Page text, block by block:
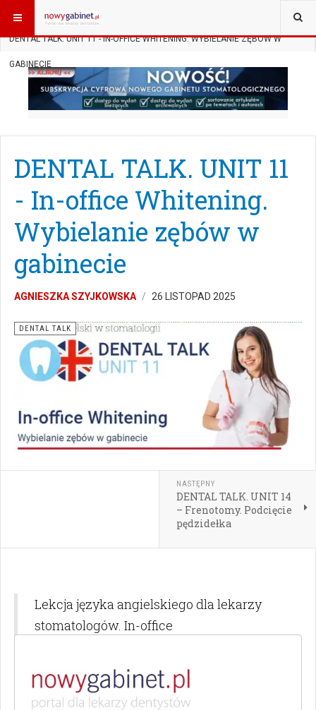
JESTEŚ TUTAJ: START
DENTAL TALK. UNIT 11 - IN-OFFICE WHITENING. WYBIELANIE ZĘBÓW W
GABINECIE
DENTAL TALK. UNIT 11
- In-office Whitening.
Wybielanie zębów w
gabinecie
AGNIESZKA SZYJKOWSKA 26 LISTOPAD 2025
DENTAL TALK
NASTĘPNY
DENTAL TALK. UNIT 14
– Frenotomy. Podcięcie
pędzidełka
Lekcja języka angielskiego dla lekarzy
stomatologów. In-office
ABY PRZECZYTAĆ ARTYKUŁ, PROSZĘ SIĘ ZALOGOWAĆ